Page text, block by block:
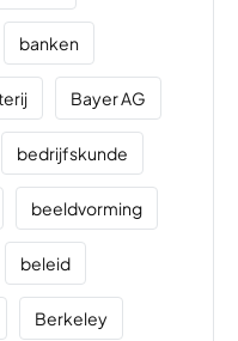
banken
Bayer AG
bedrijfskunde
beeldvorming
beleid
Berkeley